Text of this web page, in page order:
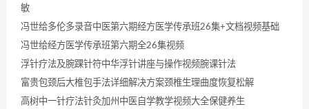
敏
冯世给多伦多录音中医第六期经方医学传承班26集+文档视频基础
冯世给经方医学传承班第六期全26集视频
浮针疗法及腕踝针符中华浮针讲座与操作视频腕课针法
富贵包颈后大椎包手法详细解决方案颈椎生理曲度恢复松解
高树中一针疗法针灸加州中医自学教学视频大全保健养生